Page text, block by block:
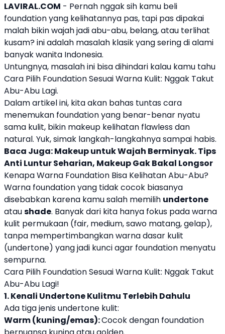
LAVIRAL.COM - Pernah nggak sih kamu beli
foundation yang kelihatannya pas, tapi pas dipakai
malah bikin wajah jadi abu-abu, belang, atau terlihat
kusam? ini adalah masalah klasik yang sering di alami
banyak wanita Indonesia.
Untungnya, masalah ini bisa dihindari kalau kamu tahu
Cara Pilih Foundation Sesuai Warna Kulit: Nggak Takut
Abu-Abu Lagi.
Dalam artikel ini, kita akan bahas tuntas cara
menemukan foundation yang benar-benar nyatu
sama kulit, bikin makeup kelihatan flawless dan
natural. Yuk, simak langkah-langkahnya sampai habis.
Baca Juga:Makeup untuk Wajah Berminyak. Tips
Anti Luntur Seharian, Makeup Gak Bakal Longsor
Kenapa Warna Foundation Bisa Kelihatan Abu-Abu?
Warna foundation yang tidak cocok biasanya
disebabkan karena kamu salah memilih undertone
ataushade. Banyak dari kita hanya fokus pada warna
kulit permukaan (fair, medium, sawo matang, gelap),
tanpa mempertimbangkan warna dasar kulit
(undertone) yang jadi kunci agar foundation menyatu
sempurna.
Cara Pilih Foundation Sesuai Warna Kulit: Nggak Takut
Abu-Abu Lagi!
1. Kenali Undertone Kulitmu Terlebih Dahulu
Ada tiga jenis undertone kulit:
Warm (kuning/emas):Cocok dengan foundation